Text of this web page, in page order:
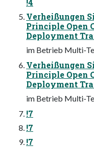
!4
Verheißungen
Principle Open
Deployment
im Betrieb Multi-
Verheißungen
Principle Open
Deployment
im Betrieb Multi-
!7
!7
!7